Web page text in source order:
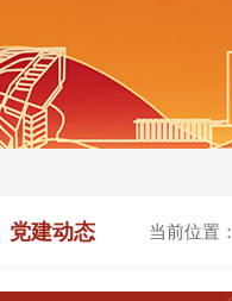
当前位置：
党建动态